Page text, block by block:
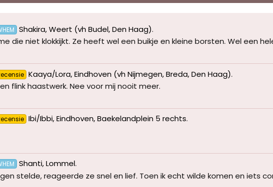
Shakira, Weert (vh Budel, Den Haag).
die niet klokkijkt. Ze heeft wel een buikje en kleine borsten. Wel een
Kaaya/Lora, Eindhoven (vh Nijmegen, Breda, Den Haag).
flink haastwerk. Nee voor mij nooit meer.
Ibi/Ibbi, Eindhoven, Baekelandplein 5 rechts.
Shanti, Lommel.
stelde, reageerde ze snel en lief. Toen ik echt wilde komen en iets